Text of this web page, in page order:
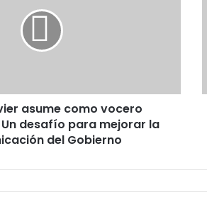
asume como vocero
desafío para mejorar la
del Gobierno